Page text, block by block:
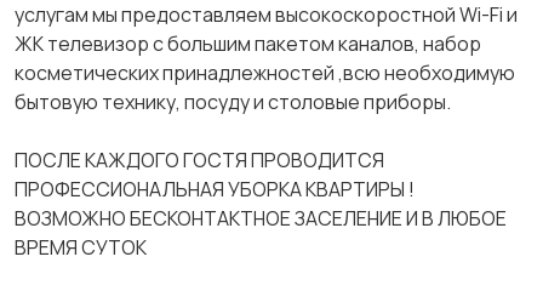
услугам мы предоставляем высокоскоростной Wi-Fi и
ЖК телевизор с большим пакетом каналов, набор
косметических принадлежностей ,всю необходимую
бытовую технику, посуду и столовые приборы.
ПОСЛЕ КАЖДОГО ГОСТЯ ПРОВОДИТСЯ
ПРОФЕССИОНАЛЬНАЯ УБОРКА КВАРТИРЫ !
ВОЗМОЖНО БЕСКОНТАКТНОЕ ЗАСЕЛЕНИЕ И В ЛЮБОЕ
ВРЕМЯ СУТОК